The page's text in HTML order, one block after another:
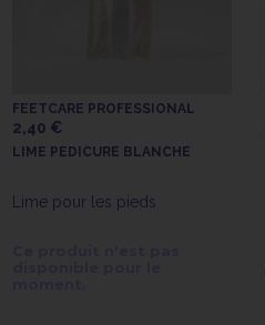
FEETCARE PROFESSIONAL
2,40 €
LIME PEDICURE BLANCHE
Lime pour les pieds